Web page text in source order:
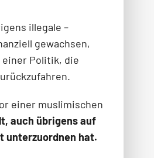
illegale –
gewachsen,
einer Politik, die
einer muslimischen
auch übrigens auf
unterzuordnen hat.